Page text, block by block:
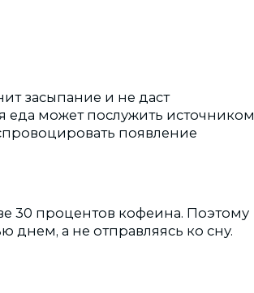
засыпание и не даст
еда может послужить источником
появление
30 процентов кофеина. Поэтому
днем, а не отправляясь ко сну.